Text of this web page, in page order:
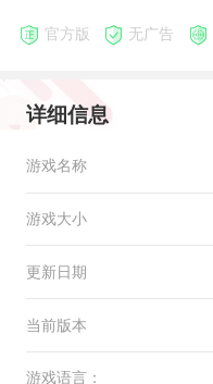
官方版 无广告
详细信息
游戏名称
游戏大小
更新日期
当前版本
游戏语言：